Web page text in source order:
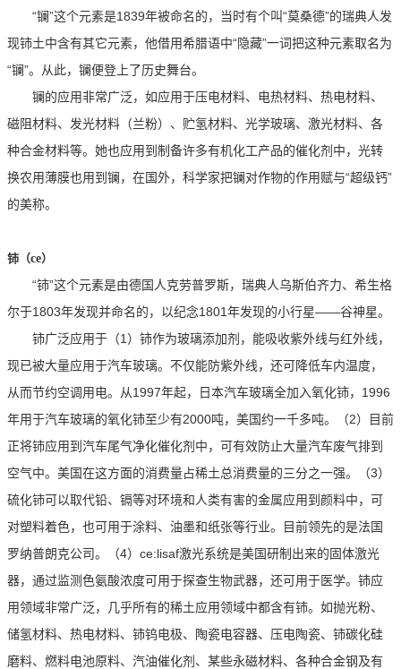
“镧”这个元素是1839年被命名的，当时有个叫“莫桑德”的瑞典人发
现铈土中含有其它元素，他借用希腊语中“隐藏”一词把这种元素取名为
“镧”。从此，镧便登上了历史舞台。
镧的应用非常广泛，如应用于压电材料、电热材料、热电材料、
磁阻材料、发光材料（兰粉）、贮氢材料、光学玻璃、激光材料、各
种合金材料等。她也应用到制备许多有机化工产品的催化剂中，光转
换农用薄膜也用到镧，在国外，科学家把镧对作物的作用赋与“超级钙”
的美称。
铈（ce）
“铈”这个元素是由德国人克劳普罗斯，瑞典人乌斯伯齐力、希生格
尔于1803年发现并命名的，以纪念1801年发现的小行星——谷神星。
铈广泛应用于（1 ）铈作为玻璃添加剂，能吸收紫外线与红外线，
现已被大量应用于汽车玻璃。不仅能防紫外线，还可降低车内温度，
从而节约空调用电。从1997年起，日本汽车玻璃全加入氧化铈， 1996
年用于汽车玻璃的氧化铈至少有2000吨，美国约一千多吨。（2）目前
正将铈应用到汽车尾气净化催化剂中，可有效防止大量汽车废气排到
空气中。美国在这方面的消费量占稀土总消费量的三分之一强。（3）
硫化铈可以取代铅、镉等对环境和人类有害的金属应用到颜料中，可
对塑料着色，也可用于涂料、油墨和纸张等行业。目前领先的是法国
罗纳普朗克公司。（4） ce:lisaf激光系统是美国研制出来的固体激光
器，通过监测色氨酸浓度可用于探查生物武器，还可用于医学。铈应
用领域非常广泛，几乎所有的稀土应用领域中都含有铈。如抛光粉、
储氢材料、热电材料、铈钨电极、陶瓷电容器、压电陶瓷、铈碳化硅
磨料、燃料电池原料、汽油催化剂、某些永磁材料、各种合金钢及有